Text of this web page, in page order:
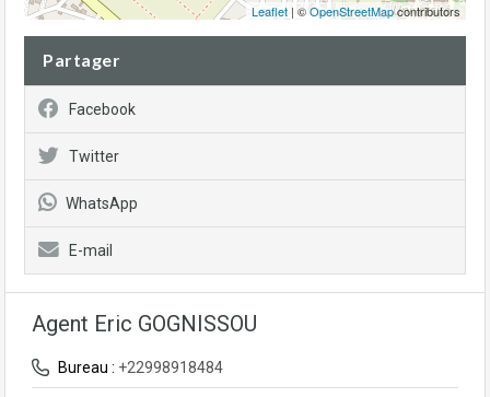
Leaflet | ©OpenStreetMapcontributors
Partager
Facebook
Twitter
WhatsApp
E-mail
Agent Eric GOGNISSOU
Bureau : +22998918484